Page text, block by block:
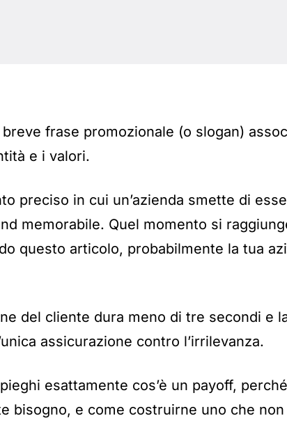
frase promozionale (o slogan)
e i valori.
preciso in cui un’azienda smette di
memorabile. Quel momento si
questo articolo, probabilmente la tua
del cliente dura meno di tre secondi e
assicurazione contro l’irrilevanza.
esattamente cos’è un payoff,
bisogno, e come costruirne uno che non